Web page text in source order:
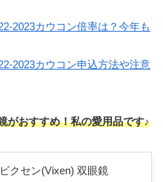
2023カウコン倍率は？今年も
2023カウコン申込方法や注意
がおすすめ！私の愛用品です♪
ビクセン(Vixen) 双眼鏡